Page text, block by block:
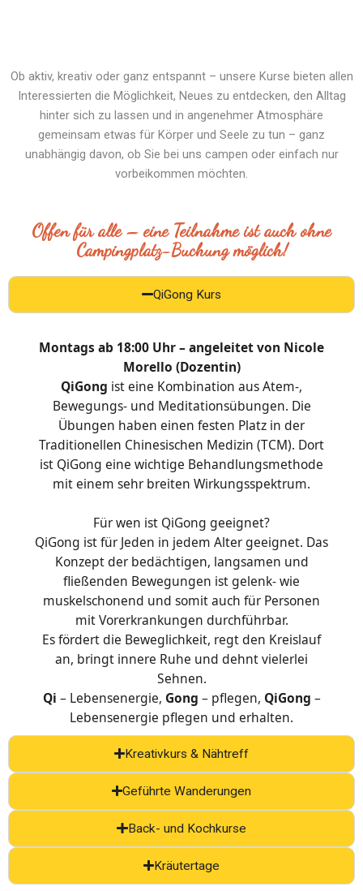
Ob aktiv, kreativ oder ganz entspannt – unsere Kurse bieten allen
Interessierten die Möglichkeit, Neues zu entdecken, den Alltag
hinter sich zu lassen und in angenehmer Atmosphäre
gemeinsam etwas für Körper und Seele zu tun – ganz
unabhängig davon, ob Sie bei uns campen oder einfach nur
vorbeikommen möchten.
Offen für alle – eine Teilnahme ist auch ohne
Campingplatz-Buchung möglich!
QiGong Kurs
Montags ab 18:00 Uhr – angeleitet von Nicole
Morello (Dozentin)
QiGong ist eine Kombination aus Atem-,
Bewegungs- und Meditationsübungen. Die
Übungen haben einen festen Platz in der
Traditionellen Chinesischen Medizin (TCM). Dort
ist QiGong eine wichtige Behandlungsmethode
mit einem sehr breiten Wirkungsspektrum.
Für wen ist QiGong geeignet?
QiGong ist für Jeden in jedem Alter geeignet. Das
Konzept der bedächtigen, langsamen und
fließenden Bewegungen ist gelenk- wie
muskelschonend und somit auch für Personen
mit Vorerkrankungen durchführbar.
Es fördert die Beweglichkeit, regt den Kreislauf
an, bringt innere Ruhe und dehnt vielerlei
Sehnen.
Qi – Lebensenergie, Gong – pflegen, QiGong –
Lebensenergie pflegen und erhalten.
Kreativkurs & Nähtreff
Geführte Wanderungen
Back- und Kochkurse
Kräutertage